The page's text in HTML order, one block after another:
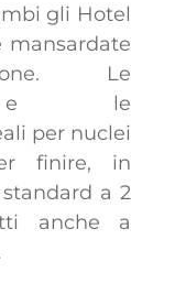
gli Hotel
mansardate
Le
e le
per nuclei
finire, in
a 2
anche a